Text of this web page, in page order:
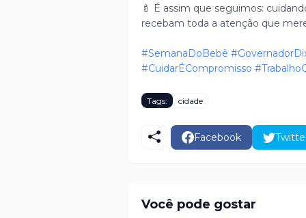
🍼 É assim que seguimos:
recebam toda a atenção que
#SemanaDoBebê
#CuidarÉCompromisso
Tags: cidade
Facebook
Você pode gostar